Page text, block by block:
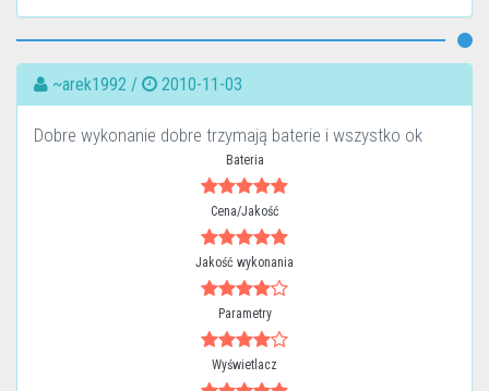
~arek1992 / 2010-11-03
Dobre wykonanie dobre trzymają baterie i wszystko ok
Bateria
Cena/Jakość
Jakość wykonania
Parametry
Wyświetlacz